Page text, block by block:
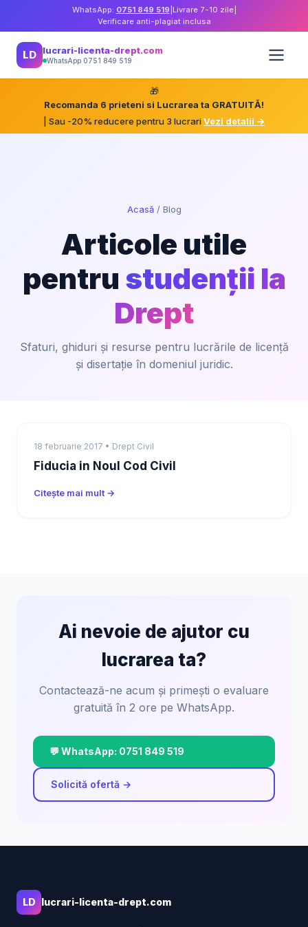
WhatsApp: 0751 849 519 Livrare 7-10 zile|
Verificare anti-plagiat inclusa
LD lucrari-licenta-drept.com
WhatsApp 0751 849 519
🎁
Recomanda 6 prieteni si Lucrarea ta GRATUITĂ!
| Sau -20% reducere pentru 3 lucrariVezi detalii →
Acasă/ Blog
Articole utile
pentru studenții la
Drept
Sfaturi, ghiduri și resurse pentru lucrările de licență
și disertație în domeniul juridic.
18 februarie 2017 • Drept Civil
Fiducia in Noul Cod Civil
Citește mai mult →
Ai nevoie de ajutor cu
lucrarea ta?
Contactează-ne acum și primești o evaluare
gratuită în 2 ore pe WhatsApp.
💬 WhatsApp: 0751 849 519
Solicită ofertă →
LD lucrari-licenta-drept.com